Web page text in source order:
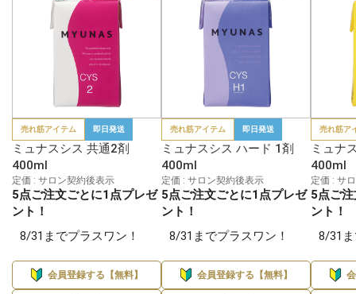
売れ筋アイテム 即日発送
ミュナスシス 共通2剤
400ml
定価 : サロン契約後表示
5点ご注文ごとに1点プレゼ
ント！
8/31までプラスワン！
会員登録する【無料】
売れ筋アイテム 即日発送
ミュナスシス ハード 1剤
400ml
定価 : サロン契約後表示
5点ご注文ごとに1点プレゼ
ント！
8/31までプラスワン！
会員登録する【無料】
売れ筋ア
ミュナ
400ml
定価 : サ
5点ご
ント！
8/31